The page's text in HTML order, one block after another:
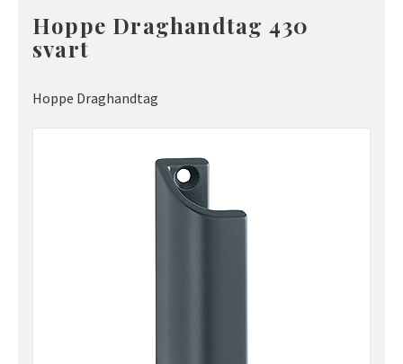
Hoppe Draghandtag 430
svart
Hoppe Draghandtag